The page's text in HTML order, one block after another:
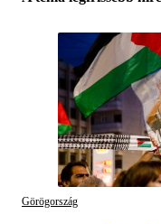
Görögország